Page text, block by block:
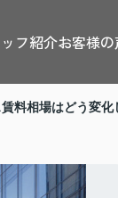
フ紹介お客様
料相場はどう変